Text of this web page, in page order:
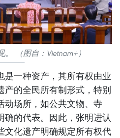
（图自：Vietnam+）
是一种资产，其所有权由业
产的全民所有制形式，特别
动场所，如公共文物、寺
确的代表。因此，张明进认
文化遗产明确规定所有权代